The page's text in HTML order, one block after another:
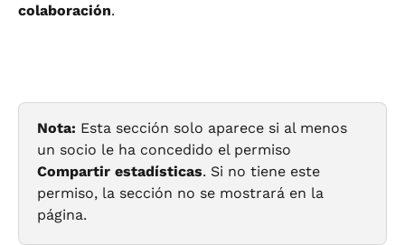
colaboración.
Nota: Esta sección solo aparece si al menos
un socio le ha concedido el permiso
Compartir estadísticas. Si no tiene este
permiso, la sección no se mostrará en la
página.